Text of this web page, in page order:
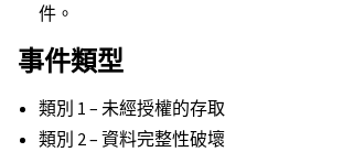
件。
事件類型
類別 1 – 未經授權的存取
類別 2 – 資料完整性破壞